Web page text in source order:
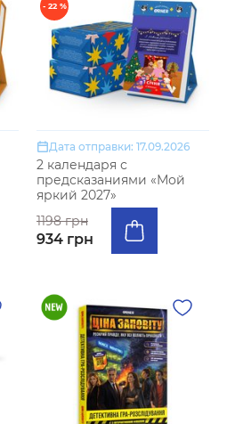
- 22 %
Дата отправки: 17.09.2026
2 календаря с
предсказаниями «Мой
яркий 2027»
1198 грн
934 грн